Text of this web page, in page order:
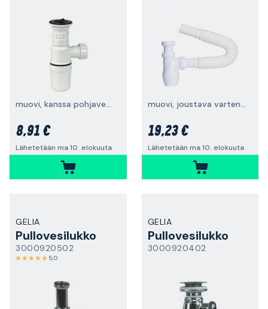
muovi, kanssa pohjaventtiili, 32mm putki
8,91 €
Lähetetään ma 10. elokuuta
muovi, joustava varten 32 mm putki
19,23 €
Lähetetään ma 10. elokuuta
GELIA
Pullovesilukko
3000920502
5,0
GELIA
Pullovesilukko
3000920402